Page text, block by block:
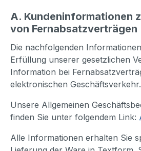
A. Kundeninformationen
von Fernabsatzverträgen
Die nachfolgenden
Erfüllung unserer gesetzlichen
Information bei
elektronischen Geschäftsverkehr.
Unsere Allgemeinen
finden Sie unter folgendem Link:
Alle Informationen erhalten Sie